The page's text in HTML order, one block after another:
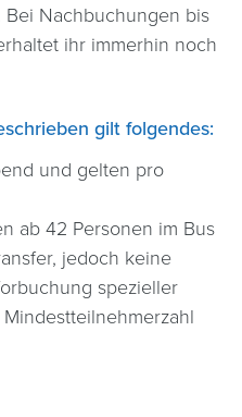
Nachbuchungen bis
ihr immerhin noch
gilt folgendes:
und gelten pro
ab 42 Personen im Bus
jedoch keine
spezieller